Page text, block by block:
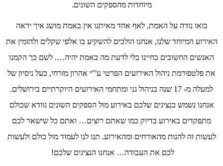
מיוחדות מהספקים השונים.
בואו נודה על האמת, לאף אחד מאיתנו אין באמת מושג איך יראה
האירוע המיוחד שלנו, אנחנו הולכים להשקיע בו אלפי שקלים ולהזמין את
האנשים החשובים בחיינו בלי לדעת מה באמת יהיה…. לשם כך הקמנו
את פלטפורמת ניהול האירועים הפרטי ע'"י אהרון מזרחי, בעל ניסיון של
למעלה מ- 17 שנה בניהול גני ומתחמי האירועים היוקרתיים בירושלים.
אנחנו נשמש כנציגים שלכם באירוע מול הספקים השונים נוודא שכולם
מתפקדים באירוע בדיוק כמו שאתם רוצים… ואתם כל שישאר לכם
לעשות זה להנות מהאורחים ומהאירוע. תנו לנו לעמוד מול כולם ולעשות
לכם את העבודה… אנחנו הנציגים שלכם!